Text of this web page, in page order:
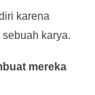
karena
karya.
mereka